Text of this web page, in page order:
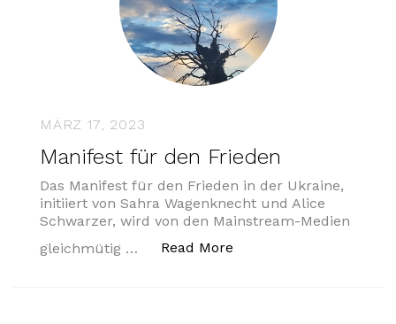
MÄRZ 17, 2023
Manifest für den Frieden
Das Manifest für den Frieden in der Ukraine,
initiiert von Sahra Wagenknecht und Alice
Schwarzer, wird von den Mainstream-Medien
gleichmütig …
Read More